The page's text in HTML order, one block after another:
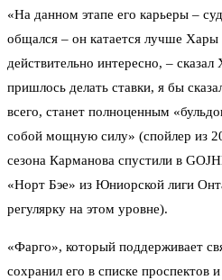
«На данном этапе его карьеры –
общался – он катается лучше Хары
действительно интересно, –
пришлось делать ставки, я бы
всего, станет полноценным
собой мощную силу» (спойлер из
сезона Карманова спустили в
«Норт Бэе» из Юниорской лиги
регулярку на этом уровне).
«Фарго», который поддерживает
сохранил его в списке проспектов